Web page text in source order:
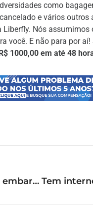
como
e vários outros
Nós assumimos
você. E não para por aí!
1000,00 em até 48
Cartão de embarque: por que é importante guardar a passagem aérea?